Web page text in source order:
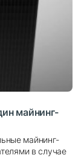
майнинг-
майнинг-
в случае